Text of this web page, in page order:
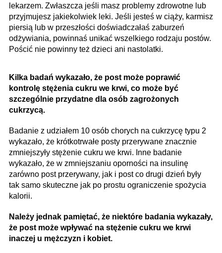
lekarzem. Zwłaszcza jeśli masz problemy zdrowotne lub
przyjmujesz jakiekolwiek leki. Jeśli jesteś w ciąży, karmisz
piersią lub w przeszłości doświadczałaś zaburzeń
odżywiania, powinnaś unikać wszelkiego rodzaju postów.
Pościć nie powinny też dzieci ani nastolatki.
Kilka badań wykazało, że post może poprawić
kontrolę stężenia cukru we krwi, co może być
szczególnie przydatne dla osób zagrożonych
cukrzycą.
Badanie z udziałem 10 osób chorych na cukrzycę typu 2
wykazało, że krótkotrwałe posty przerywane znacznie
zmniejszyły stężenie cukru we krwi. Inne badanie
wykazało, że w zmniejszaniu oporności na insulinę
zarówno post przerywany, jak i post co drugi dzień były
tak samo skuteczne jak po prostu ograniczenie spożycia
kalorii.
Należy jednak pamiętać, że niektóre badania wykazały,
że post może wpływać na stężenie cukru we krwi
inaczej u mężczyzn i kobiet.